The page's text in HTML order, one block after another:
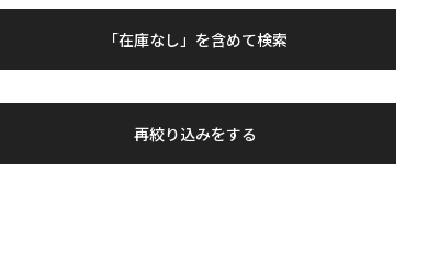
「在庫なし」を含めて検索
再絞り込みをする